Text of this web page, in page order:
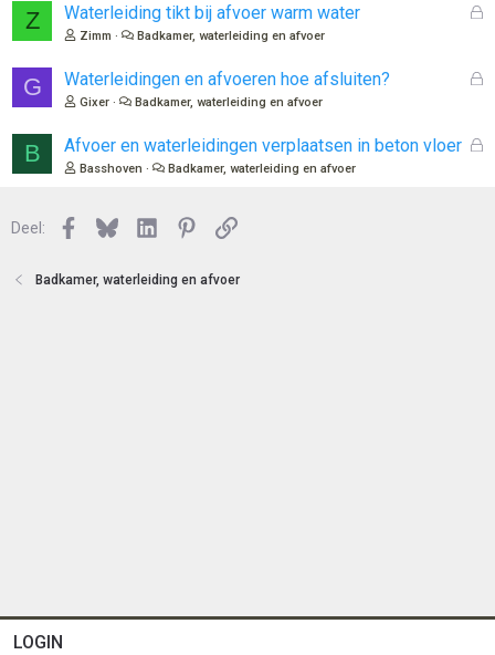
n
n
Z
G
n
Waterleiding tikt bij afvoer warm water
Zimm Badkamer, waterleiding en afvoer
G
G
Waterleidingen en afvoeren hoe afsluiten?
Gixer Badkamer, waterleiding en afvoer
B
G
Afvoer en waterleidingen verplaatsen in beton vloer
Basshoven Badkamer, waterleiding en afvoer
Deel: Facebook
BlueskyLinkedInPinterest
Link
Badkamer, waterleiding en afvoer
LOGIN